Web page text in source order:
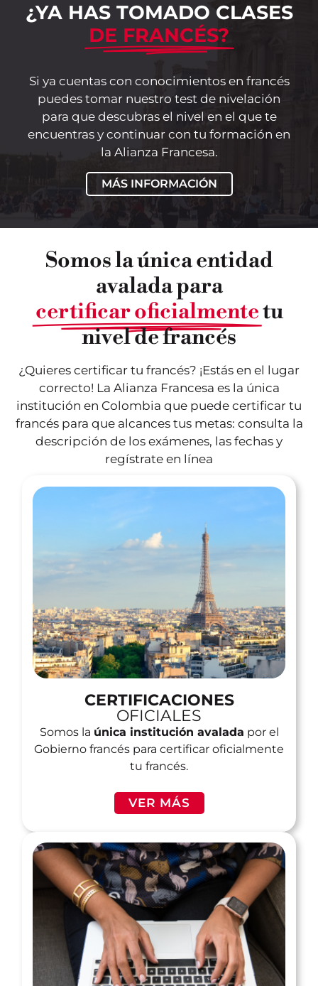
¿YA HAS TOMADO CLASES
DE FRANCÉS?
Si ya cuentas con conocimientos en francés
puedes tomar nuestro test de nivelación
para que descubras el nivel en el que te
encuentras y continuar con tu formación en
la Alianza Francesa.
MÁS INFORMACIÓN
Somos la única entidad
avalada para
certificar oficialmentetu
nivel de francés
¿Quieres certificar tu francés? ¡Estás en el lugar
correcto! La Alianza Francesa es la única
institución en Colombia que puede certificar tu
francés para que alcances tus metas: consulta la
descripción de los exámenes, las fechas y
regístrate en línea
CERTIFICACIONES
OFICIALES
Somos la única institución avalada por el
Gobierno francés para certificar oficialmente
tu francés.
VER MÁS